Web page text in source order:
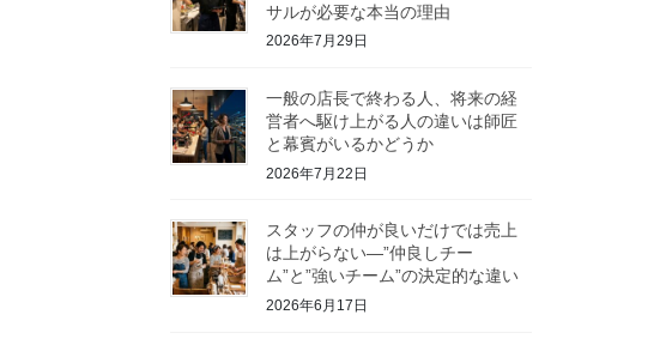
サルが必要な本当の理由
2026年7月29日
一般の店長で終わる人、将来の経
営者へ駆け上がる人の違いは師匠
と幕賓がいるかどうか
2026年7月22日
スタッフの仲が良いだけでは売上
は上がらない—”仲良しチー
ム”と”強いチーム”の決定的な違い
2026年6月17日